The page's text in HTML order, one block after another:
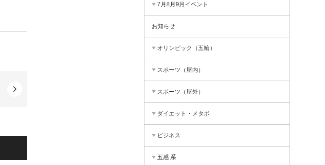
7月8月9月イベント
お知らせ
オリンピック（五輪）
スポーツ（屋内）
スポーツ（屋外）
ダイエット・メタボ
ビジネス
五感 系